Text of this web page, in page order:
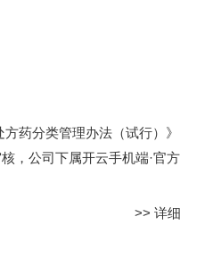
药分类管理办法（试行）》
，公司下属开云手机端·官方
>> 详细